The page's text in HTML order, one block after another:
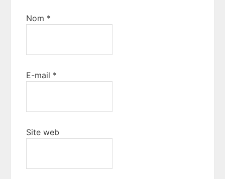
Nom *
E-mail *
Site web